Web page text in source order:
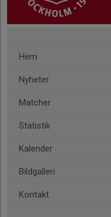
Hem
Nyheter
Matcher
Statistik
Kalender
Bildgalleri
Kontakt